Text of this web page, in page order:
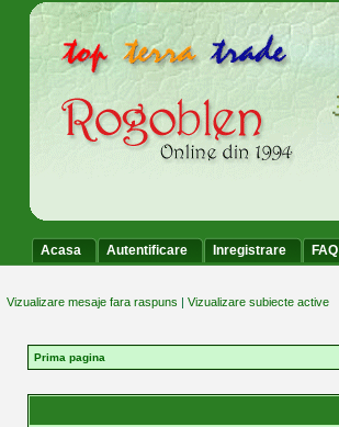
Acasa Autentificare Inregistrare FAQ
Vizualizare mesaje fara raspuns | Vizualizare subiecte active
Prima pagina